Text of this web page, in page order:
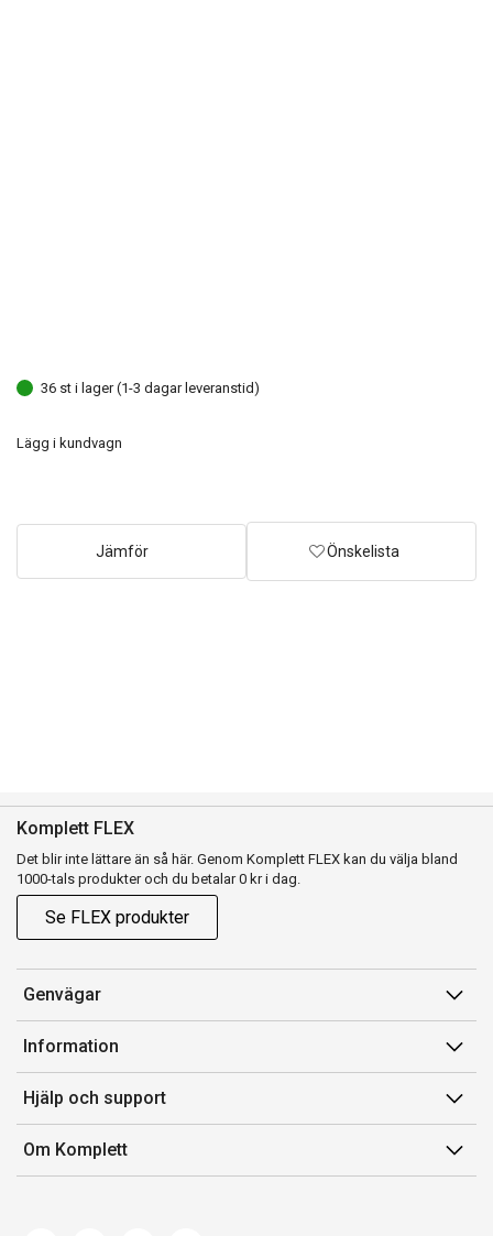
36 st i lager (1-3 dagar leveranstid)
Lägg i kundvagn
Jämför Önskelista
Komplett FLEX
Det blir inte lättare än så här. Genom Komplett FLEX kan du välja bland
1000-tals produkter och du betalar 0 kr i dag.
Se FLEX produkter
Genvägar
Konto
Orderhistorik
Presentkort
Komplett Club
Information
Försäljningsvillkor
Medlemsvillkor for Komplett Club
Lediga tjänster
Hjälp och support
Kontakta oss
Kundservice
Om Komplett